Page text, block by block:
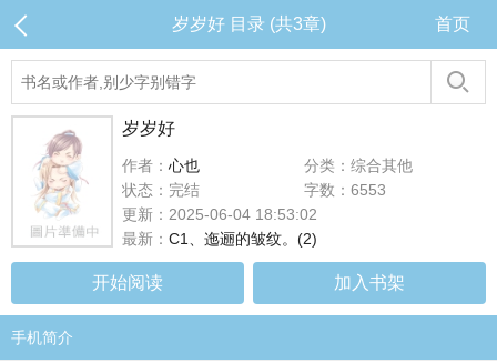
岁岁好 目录 (共3章) 首页
岁岁好
作者： 心也
分类：综合其他
状态：完结
字数：6553
更新：2025-06-04 18:53:02
最新： C1、迤逦的皱纹。(2)
开始阅读 加入书架
手机简介